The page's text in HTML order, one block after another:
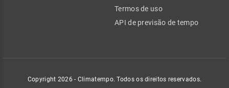
Termos de uso
API de previsão de tempo
Copyright 2026 - Climatempo. Todos os direitos reservados.